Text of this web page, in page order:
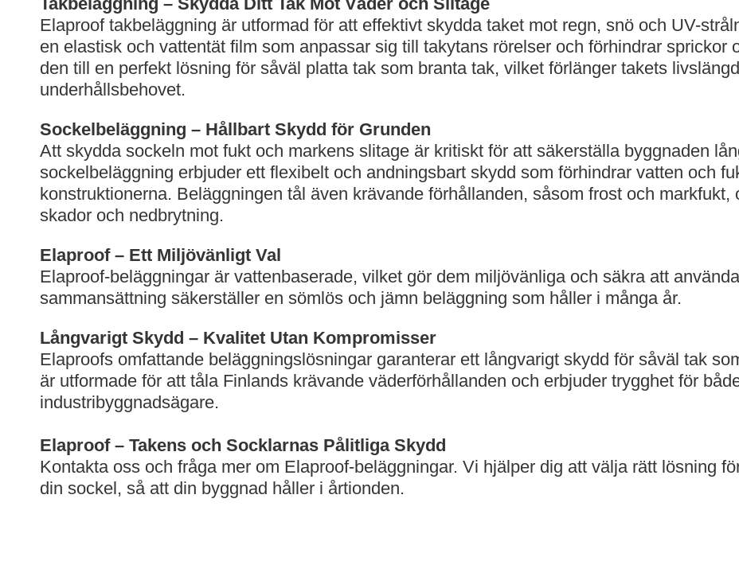
Elaproof takbeläggning är utformad för att effektivt skydda taket mot regn, snö och UV-
en elastisk och vattentät film som anpassar sig till takytans rörelser och förhindrar sprickor
den till en perfekt lösning för såväl platta tak som branta tak, vilket förlänger takets
underhållsbehovet.
Sockelbeläggning – Hållbart Skydd för Grunden
Att skydda sockeln mot fukt och markens slitage är kritiskt för att säkerställa byggnaden
sockelbeläggning erbjuder ett flexibelt och andningsbart skydd som förhindrar vatten och
konstruktionerna. Beläggningen tål även krävande förhållanden, såsom frost och markfukt,
skador och nedbrytning.
Elaproof – Ett Miljövänligt Val
Elaproof-beläggningar är vattenbaserade, vilket gör dem miljövänliga och säkra att
sammansättning säkerställer en sömlös och jämn beläggning som håller i många år.
Långvarigt Skydd – Kvalitet Utan Kompromisser
Elaproofs omfattande beläggningslösningar garanterar ett långvarigt skydd för såväl tak
är utformade för att tåla Finlands krävande väderförhållanden och erbjuder trygghet för
industribyggnadsägare.
Elaproof – Takens och Socklarnas Pålitliga Skydd
Kontakta oss och fråga mer om Elaproof-beläggningar. Vi hjälper dig att välja rätt lösning
din sockel, så att din byggnad håller i årtionden.